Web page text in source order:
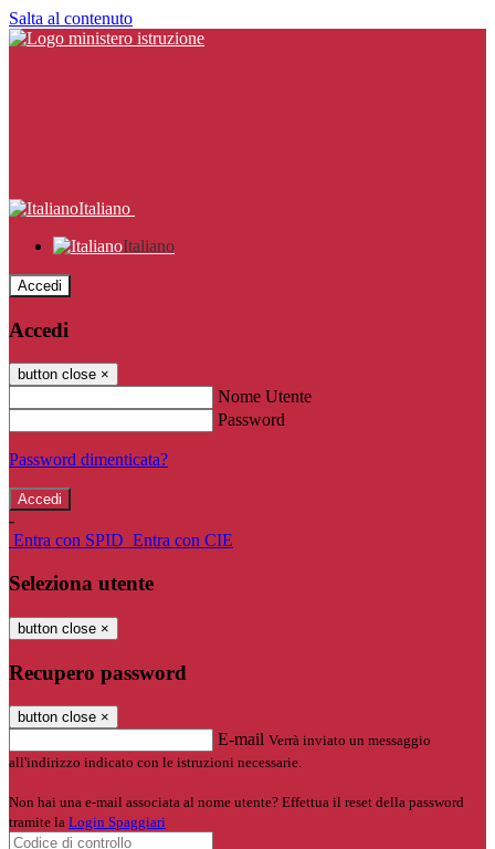
Salta al contenuto
Italiano
Italiano
Accedi
Accedi
button close ×
Nome Utente
Password
Password dimenticata?
-
Entra con SPID Entra con CIE
Seleziona utente
button close ×
Recupero password
button close ×
E-mail Verrà inviato un messaggio
all'indirizzo indicato con le istruzioni necessarie.
Non hai una e-mail associata al nome utente? Effettua il reset della password
tramite la Login Spaggiari